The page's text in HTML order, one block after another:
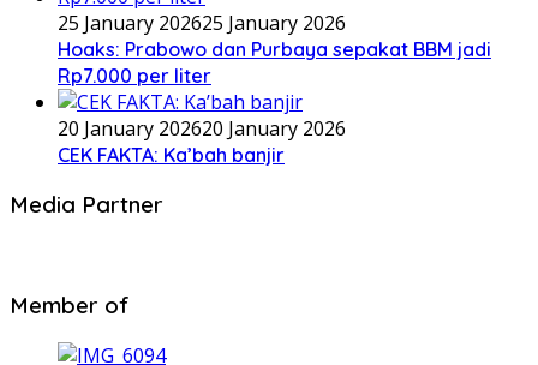
25 January 202625 January 2026
Hoaks: Prabowo dan Purbaya sepakat BBM jadi
Rp7.000 per liter
20 January 202620 January 2026
CEK FAKTA: Ka’bah banjir
Media Partner
Member of